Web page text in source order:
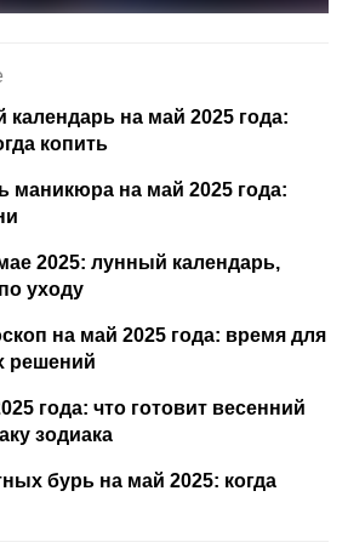
на май 2025 года:
копить
маникюра на май 2025 года:
2025: лунный календарь,
уходу
на май 2025 года: время для
решений
года: что готовит весенний
зодиака
бурь на май 2025: когда